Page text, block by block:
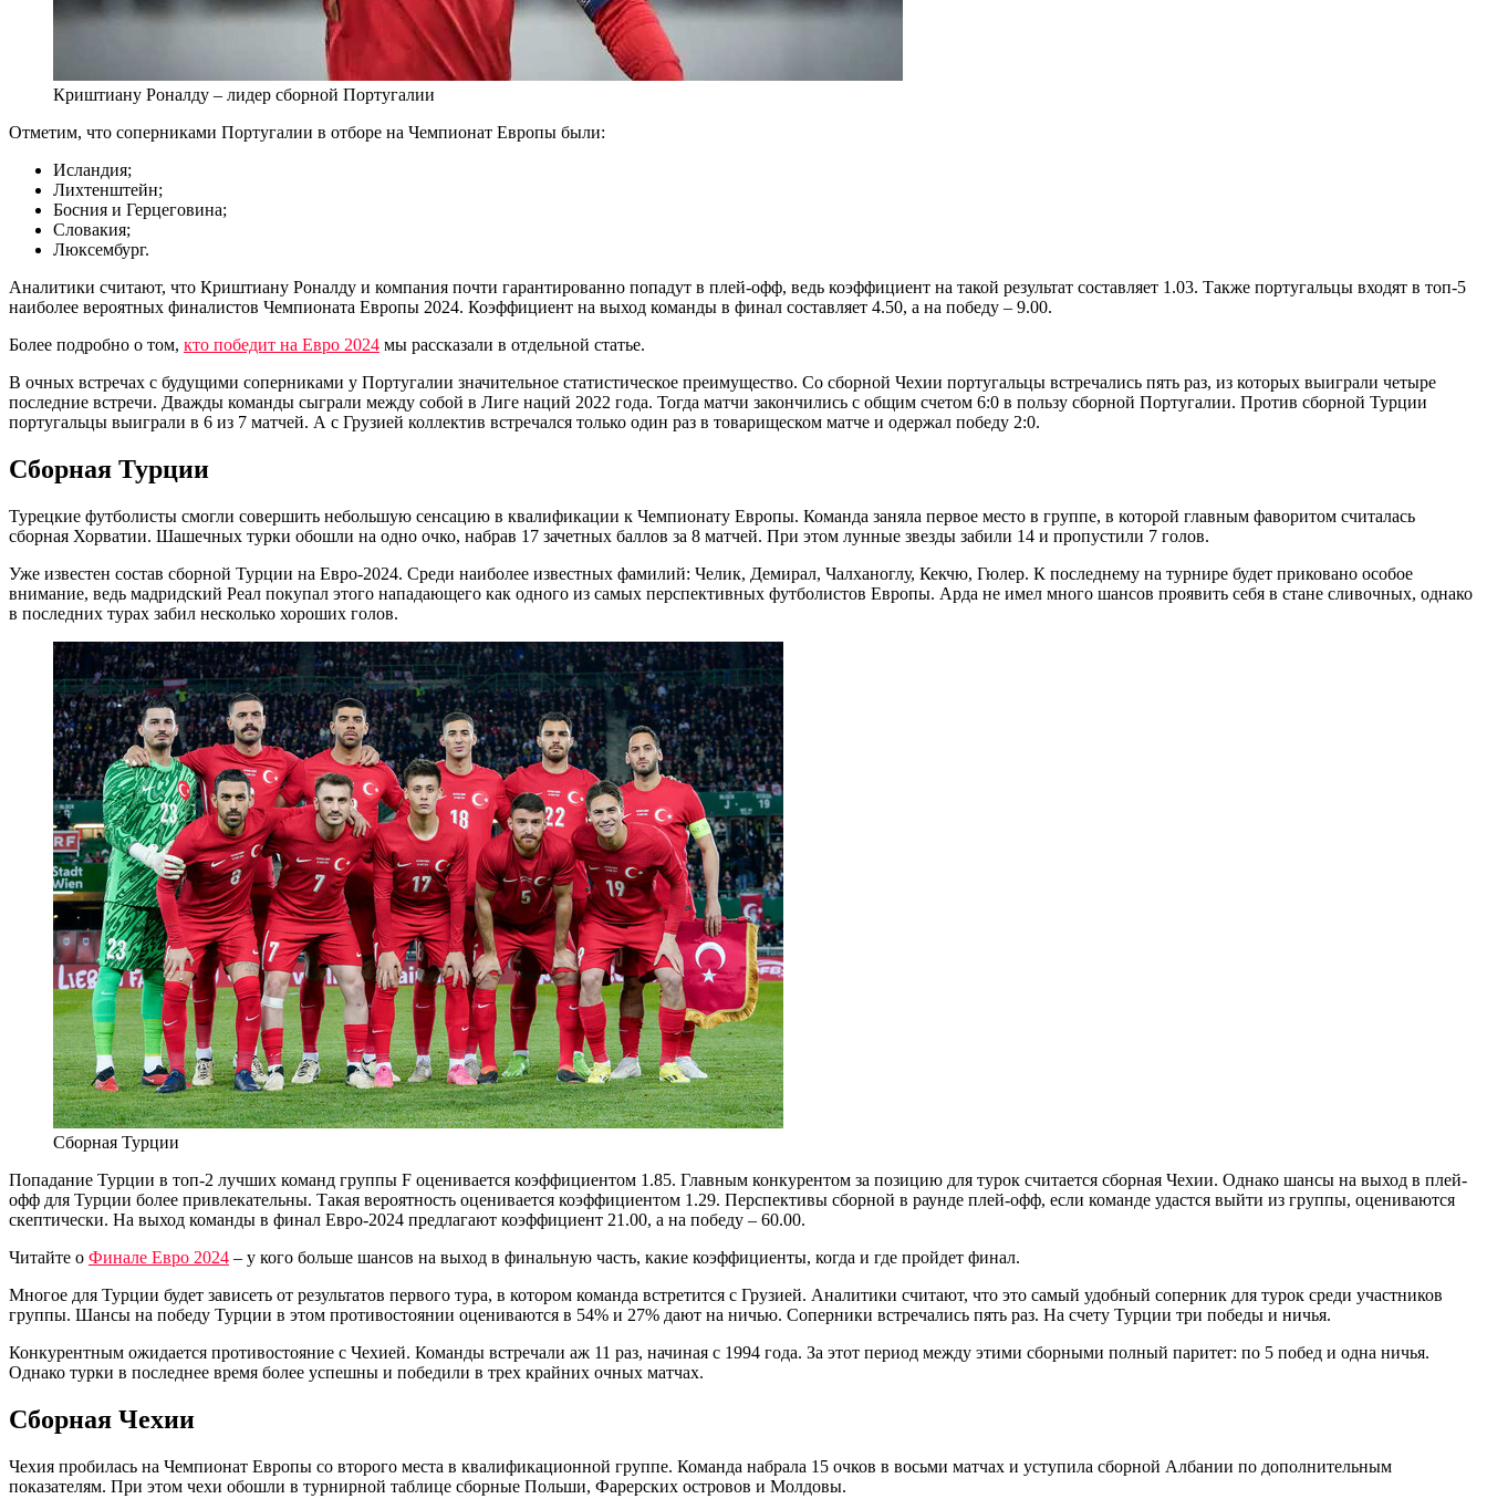
Криштиану Роналду – лидер сборной Португалии
Отметим, что соперниками Португалии в отборе на Чемпионат Европы были:
Исландия;
Лихтенштейн;
Босния и Герцеговина;
Словакия;
Люксембург.
Аналитики считают, что Криштиану Роналду и компания почти гарантированно попадут в плей-офф, ведь коэффициент на такой результат составляет 1.03. Также португальцы входят в топ-5
наиболее вероятных финалистов Чемпионата Европы 2024. Коэффициент на выход команды в финал составляет 4.50, а на победу – 9.00.
Более подробно о том, кто победит на Евро 2024 мы рассказали в отдельной статье.
В очных встречах с будущими соперниками у Португалии значительное статистическое преимущество. Со сборной Чехии португальцы встречались пять раз, из которых выиграли четыре
последние встречи. Дважды команды сыграли между собой в Лиге наций 2022 года. Тогда матчи закончились с общим счетом 6:0 в пользу сборной Португалии. Против сборной Турции
португальцы выиграли в 6 из 7 матчей. А с Грузией коллектив встречался только один раз в товарищеском матче и одержал победу 2:0.
Сборная Турции
Турецкие футболисты смогли совершить небольшую сенсацию в квалификации к Чемпионату Европы. Команда заняла первое место в группе, в которой главным фаворитом считалась
сборная Хорватии. Шашечных турки обошли на одно очко, набрав 17 зачетных баллов за 8 матчей. При этом лунные звезды забили 14 и пропустили 7 голов.
Уже известен состав сборной Турции на Евро-2024. Среди наиболее известных фамилий: Челик, Демирал, Чалханоглу, Кекчю, Гюлер. К последнему на турнире будет приковано особое
внимание, ведь мадридский Реал покупал этого нападающего как одного из самых перспективных футболистов Европы. Арда не имел много шансов проявить себя в стане сливочных, однако
в последних турах забил несколько хороших голов.
Сборная Турции
Попадание Турции в топ-2 лучших команд группы F оценивается коэффициентом 1.85. Главным конкурентом за позицию для турок считается сборная Чехии. Однако шансы на выход в плей-
офф для Турции более привлекательны. Такая вероятность оценивается коэффициентом 1.29. Перспективы сборной в раунде плей-офф, если команде удастся выйти из группы, оцениваются
скептически. На выход команды в финал Евро-2024 предлагают коэффициент 21.00, а на победу – 60.00.
Читайте о Финале Евро 2024 – у кого больше шансов на выход в финальную часть, какие коэффициенты, когда и где пройдет финал.
Многое для Турции будет зависеть от результатов первого тура, в котором команда встретится с Грузией. Аналитики считают, что это самый удобный соперник для турок среди участников
группы. Шансы на победу Турции в этом противостоянии оцениваются в 54% и 27% дают на ничью. Соперники встречались пять раз. На счету Турции три победы и ничья.
Конкурентным ожидается противостояние с Чехией. Команды встречали аж 11 раз, начиная с 1994 года. За этот период между этими сборными полный паритет: по 5 побед и одна ничья.
Однако турки в последнее время более успешны и победили в трех крайних очных матчах.
Сборная Чехии
Чехия пробилась на Чемпионат Европы со второго места в квалификационной группе. Команда набрала 15 очков в восьми матчах и уступила сборной Албании по дополнительным
показателям. При этом чехи обошли в турнирной таблице сборные Польши, Фарерских островов и Молдовы.